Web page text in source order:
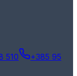
510
+385 95